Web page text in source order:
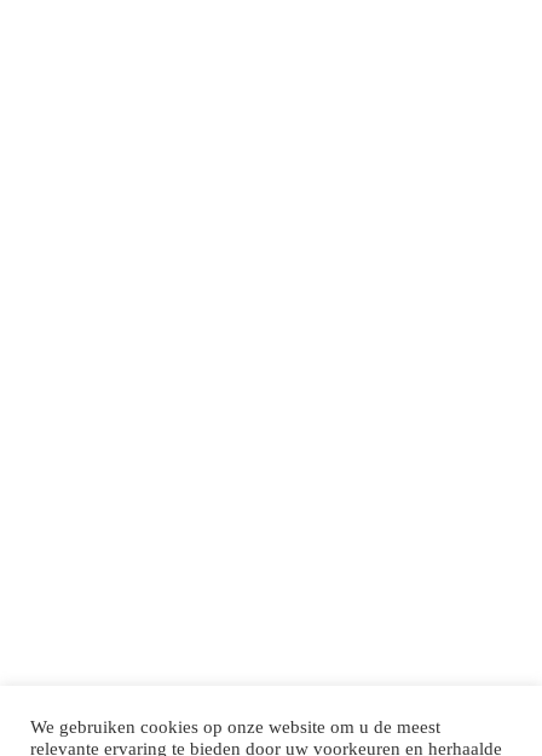
We gebruiken cookies op onze website om u de meest
relevante ervaring te bieden door uw voorkeuren en herhaalde